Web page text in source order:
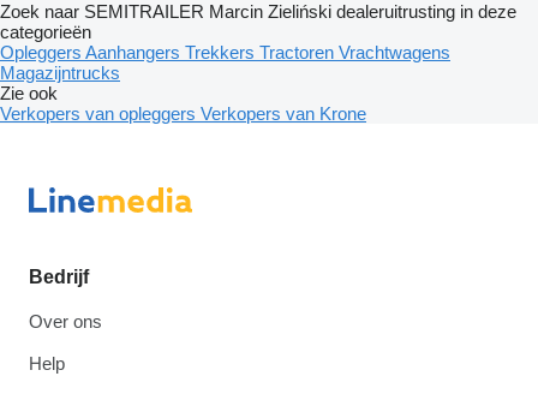
Zoek naar SEMITRAILER Marcin Zieliński dealeruitrusting in deze
categorieën
Opleggers Aanhangers Trekkers Tractoren Vrachtwagens
Magazijntrucks
Zie ook
Verkopers van opleggers Verkopers van Krone
Bedrijf
Over ons
Help